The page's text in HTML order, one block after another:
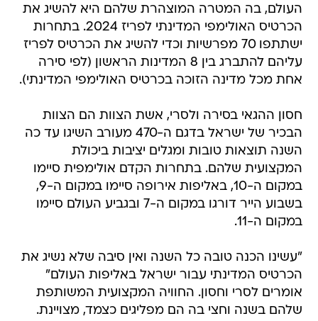
העולם, בה המטרה המוצהרת שלהם היא להשיג את
הכרטיס האולימפי המדינתי לפריז 2024. בתחרות
ישתתפו 70 מפרשיות וכדי להשיג את הכרטיס לפריז
עליהם להתברג בין 8 המדינות הראשון (לפי סירה
אחת מכל מדינה הזוכה בכרטיס האולימפי המדינתי).
חסון ההגאי בסירה ולסרי, אשת הצוות הם הצוות
הבכיר של ישראל בדגם ה-470 מעורב השיגו עד כה
השנה תוצאות טובות ומגלים יציבות ביכולת
המקצועית שלהם. בתחרות הקדם אולימפית סיימו
במקום ה-10, באליפות אירופה סיימו במקום ה-9,
בשבוע הייר דורגו במקום ה-7 ובגביע העולם סיימו
במקום ה-11.
"עשינו הכנה טובה כל השנה ואין סיבה שלא נשיג את
הכרטיס המדינתי עבור ישראל באליפות העולם"
אומרים לסרי וחסון. החוויה המקצועית המשותפת
שלהם בשנה וחצי בה הם מפליגים כצמד, מצויינת.